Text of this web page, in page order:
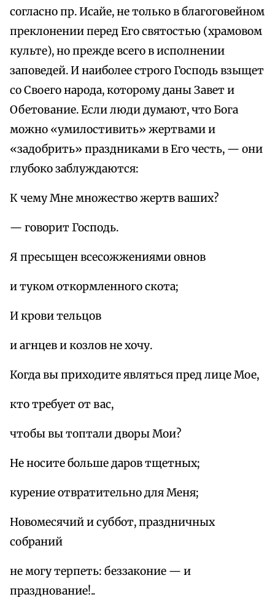
согласно пр. Исайе, не только в благоговейном
преклонении перед Его святостью (храмовом
культе), но прежде всего в исполнении
заповедей. И наиболее строго Господь взыщет
со Своего народа, которому даны Завет и
Обетование. Если люди думают, что Бога
можно «умилостивить» жертвами и
«задобрить» праздниками в Его честь, — они
глубоко заблуждаются:
К чему Мне множество жертв ваших?
— говорит Господь.
Я пресыщен всесожжениями овнов
и туком откормленного скота;
И крови тельцов
и агнцев и козлов не хочу.
Когда вы приходите являться пред лице Мое,
кто требует от вас,
чтобы вы топтали дворы Мои?
Не носите больше даров тщетных;
курение отвратительно для Меня;
Новомесячий и суббот, праздничных
собраний
не могу терпеть: беззаконие — и
празднование!..